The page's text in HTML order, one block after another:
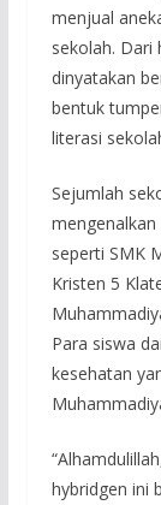
menjual
sekolah. Dari
dinyatakan
bentuk
literasi
Sejumlah
seperti SMK
Kristen 5
Para siswa
kesehatan
hybridgen ini